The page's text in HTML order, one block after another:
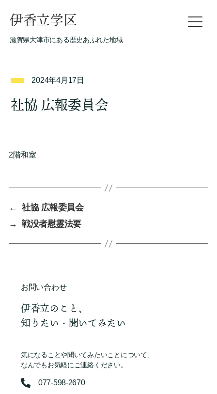
伊香立学区
滋賀県大津市にある歴史あふれた地域
2024年4月17日
社協 広報委員会
2階和室
←
社協 広報委員会
→
戦没者慰霊法要
お問い合わせ
伊香立のこと、
知りたい・聞いてみたい
気になることや聞いてみたいことについて、
なんでもお気軽にご連絡ください。
077-598-2670